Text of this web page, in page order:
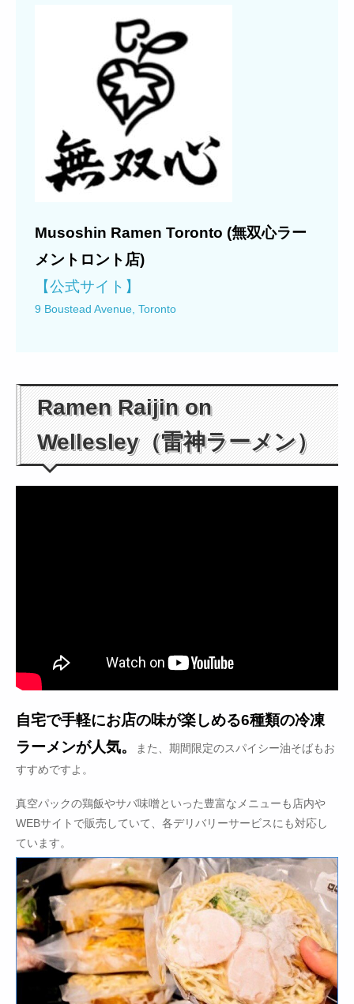
Musoshin Ramen Toronto (無双心ラー
メントロント店)
【公式サイト】
9 Boustead Avenue, Toronto
Ramen Raijin on
Wellesley（雷神ラーメン）
自宅で手軽にお店の味が楽しめる6種類の冷凍
ラーメンが人気。
また、期間限定のスパイシー油そばもお
すすめですよ。
真空パックの鶏飯やサバ味噌といった豊富なメニューも店内や
WEBサイトで販売していて、各デリバリーサービスにも対応し
ています。